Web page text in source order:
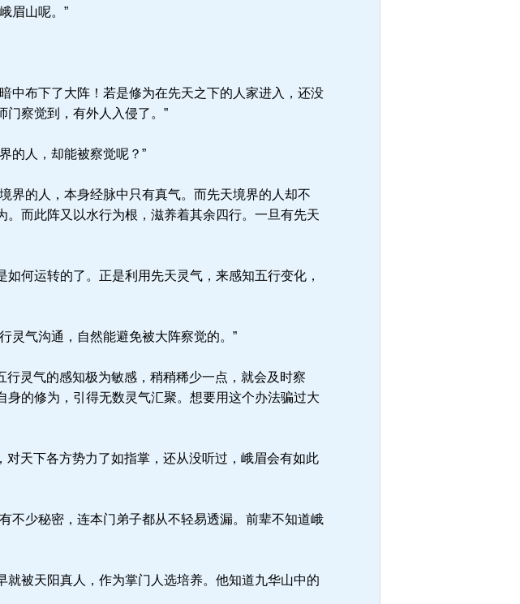
眉山呢。”
中布下了大阵！若是修为在先天之下的人家进入，还没
察觉到，有外人入侵了。”
的人，却能被察觉呢？”
的人，本身经脉中只有真气。而先天境界的人却不
而此阵又以水行为根，滋养着其余四行。一旦有先天
何运转的了。正是利用先天灵气，来感知五行变化，
灵气沟通，自然能避免被大阵察觉的。”
灵气的感知极为敏感，稍稍稀少一点，就会及时察
的修为，引得无数灵气汇聚。想要用这个办法骗过大
天下各方势力了如指掌，还从没听过，峨眉会有如此
不少秘密，连本门弟子都从不轻易透漏。前辈不知道峨
被天阳真人，作为掌门人选培养。他知道九华山中的